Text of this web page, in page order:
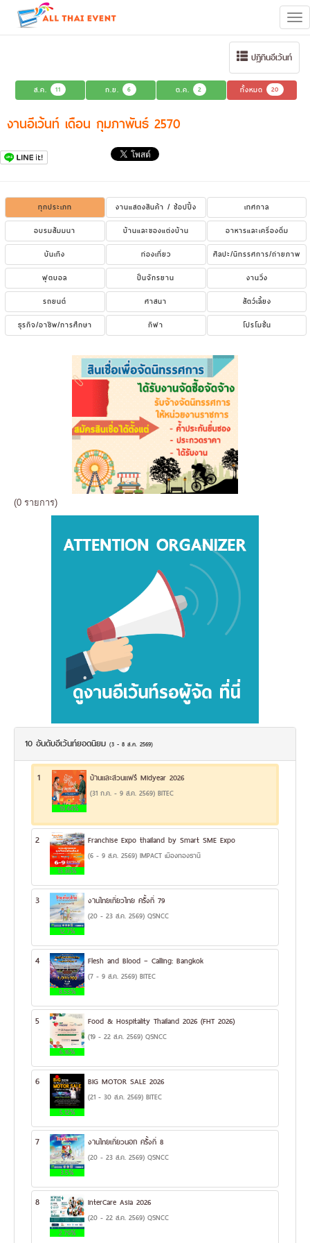
ปฏิทินอีเว้นท์
ส.ค. 11 ก.ย. 6 ต.ค. 2 ทั้งหมด 20
งานอีเว้นท์ เดือน กุมภาพันธ์ 2570
ทุกประเภท งานแสดงสินค้า / ช้อปปิ้ง
เทศกาล
อบรมสัมมนา
บ้านและของแต่งบ้าน
อาหารและเครื่องดื่ม
บันเทิง
ท่องเที่ยว
ศิลปะ/นิทรรศการ/ถ่ายภาพ
ฟุตบอล
ปั่นจักรยาน
งานวิ่ง
รถยนต์
ศาสนา
สัตว์เลี้ยง
ธุรกิจ/อาชีพ/การศึกษา
กีฬา โปรโมชั่น
(0 รายการ)
10 อันดับอีเว้นท์ยอดนิยม (3 - 8 ส.ค. 2569)
1
19.44%
บ้านและสวนแฟร์ Midyear 2026
(31 ก.ค. - 9 ส.ค. 2569) BITEC
2
13.36%
Franchise Expo thailand by Smart SME Expo
(6 - 9 ส.ค. 2569) IMPACT เมืองทองธานี
3
12.7%
งานไทยเที่ยวไทย ครั้งที่ 79
(20 - 23 ส.ค. 2569) QSNCC
4
8.53%
Flesh and Blood – Calling: Bangkok
(7 - 9 ส.ค. 2569) BITEC
5
6.16%
Food & Hospitality Thailand 2026 (FHT 2026)
(19 - 22 ส.ค. 2569) QSNCC
6
5.12%
BIG MOTOR SALE 2026
(21 - 30 ส.ค. 2569) BITEC
7
3.5%
งานไทยเที่ยวนอก ครั้งที่ 8
(20 - 23 ส.ค. 2569) QSNCC
8
2.79%
InterCare Asia 2026
(20 - 22 ส.ค. 2569) QSNCC